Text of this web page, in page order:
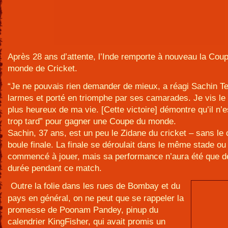
Après 28 ans d’attente, l’Inde remporte à nouveau la
monde de Cricket.
“Je ne pouvais rien demander de mieux, a réagi Sachin
larmes et porté en triomphe par ses camarades. Je vis le
plus heureux de ma vie. [Cette victoire] démontre qu’il
trop tard” pour gagner une Coupe du monde.
Sachin, 37 ans, est un peu le Zidane du cricket – sans le
boule finale. La finale se déroulait dans le même stade
commencé à jouer, mais sa performance n’aura été que
durée pendant ce match.
Outre la folie dans les rues de Bombay et du
pays en général, on ne peut que se rappeler la
promesse de Poonam Pandey, pinup du
calendrier KingFisher, qui avait promis un